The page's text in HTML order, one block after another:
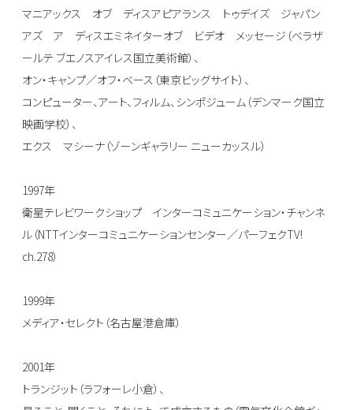
マニアックス オブ ディスアピアランス トゥデイズ ジャパン
アズ ア ディスエミネイターオブ ビデオ メッセージ（ベラザ
ールテ ブエノスアイレス国立美術館）、
オン・キャンプ／オフ・ベース（東京ビッグサイト）、
コンピューター、アート、フィルム、シンポジューム（デンマーク国立
映画学校）、
エクス マシーナ（ゾーンギャラリー ニューカッスル）
1997年
衛星テレビワークショップ インターコミュニケーション・チャンネ
ル（NTTインターコミュニケーションセンター／パーフェクTV!
ch.278）
1999年
メディア・セレクト（名古屋港倉庫）
2001年
トランジット（ラフォーレ小倉）、